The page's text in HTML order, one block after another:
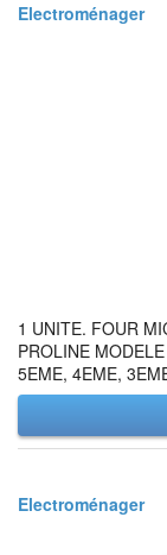
Electroménager
1 UNITE. FOUR
PROLINE
5EME, 4EME,
Electroménager